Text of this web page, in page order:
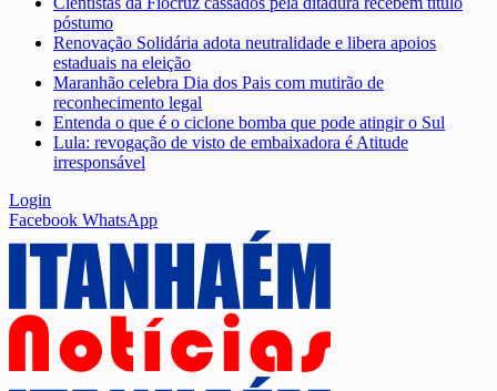
póstumo
Renovação Solidária adota neutralidade e libera apoios
estaduais na eleição
Maranhão celebra Dia dos Pais com mutirão de
reconhecimento legal
Entenda o que é o ciclone bomba que pode atingir o Sul
Lula: revogação de visto de embaixadora é Atitude
irresponsável
Login
Facebook WhatsApp